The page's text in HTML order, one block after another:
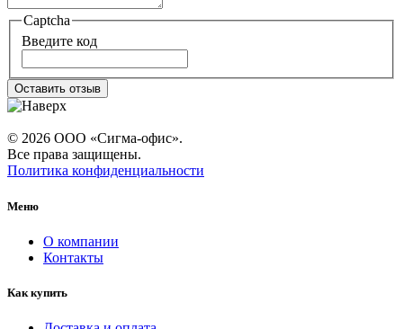
Captcha
Введите код
Оставить отзыв
© 2026 ООО «Сигма-офис».
Все права защищены.
Политика конфиденциальности
Меню
О компании
Контакты
Как купить